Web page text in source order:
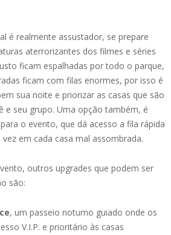
é realmente assustador, se prepare
aterrorizantes dos filmes e séries
ficam espalhadas por todo o parque,
ficam com filas enormes, por isso é
sua noite e priorizar as casas que são
e seu grupo. Uma opção também, é
o evento, que dá acesso a fila rápida
em cada casa mal assombrada.
outros upgrades que podem ser
são:
, um passeio noturno guiado onde os
V.I.P. e prioritário às casas